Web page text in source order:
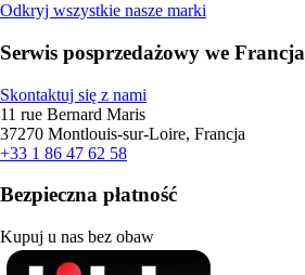
Odkryj wszystkie nasze marki
Serwis posprzedażowy we Francja
Skontaktuj się z nami
11 rue Bernard Maris
37270 Montlouis-sur-Loire, Francja
+33 1 86 47 62 58
Bezpieczna płatność
Kupuj u nas bez obaw